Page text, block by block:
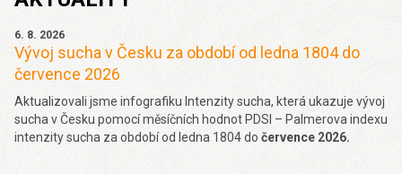
6. 8. 2026
Vývoj sucha v Česku za období od ledna 1804 do
července 2026
Aktualizovali jsme infografiku Intenzity sucha, která ukazuje vývoj
sucha v Česku pomocí měsíčních hodnot PDSI – Palmerova indexu
intenzity sucha za období od ledna 1804 do července 2026.